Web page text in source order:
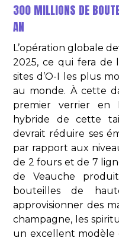
300 MILLIONS DE
AN
L’opération globale
2025, ce qui fera de
sites d’O-I les plus
au monde. À cette
premier verrier en
hybride de cette
devrait réduire ses
par rapport aux
de 2 fours et de 7
de Veauche
bouteilles de
approvisionner des
champagne, les
un excellent modèle